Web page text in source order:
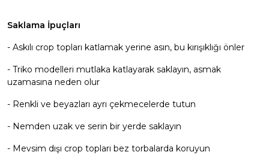
Saklama İpuçları
- Askılı crop topları katlamak yerine asın, bu kırışıklığı önler
- Triko modelleri mutlaka katlayarak saklayın, asmak
uzamasına neden olur
- Renkli ve beyazları ayrı çekmecelerde tutun
- Nemden uzak ve serin bir yerde saklayın
- Mevsim dışı crop topları bez torbalarda koruyun